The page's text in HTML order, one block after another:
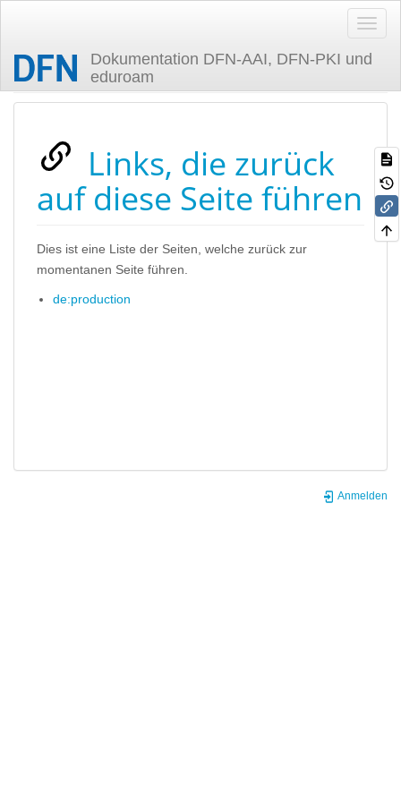
Dokumentation DFN-AAI, DFN-PKI und
eduroam
Zuletzt angesehen
Links, die zurück
auf diese Seite führen
Dies ist eine Liste der Seiten, welche zurück zur
momentanen Seite führen.
de:production
Anmelden